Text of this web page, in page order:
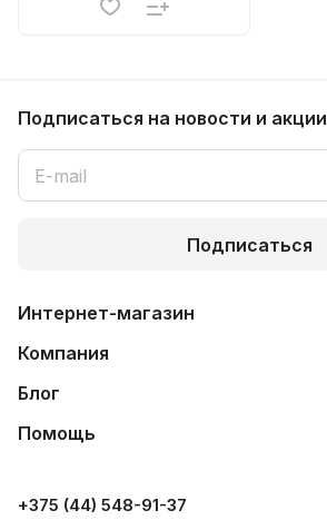
Подписаться на новости и акции
Подписаться
Интернет-магазин
Компания
Блог
Помощь
+375 (44) 548-91-37